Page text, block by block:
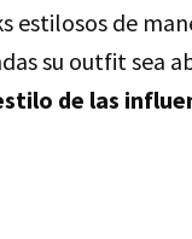
estilosos de
su outfit sea
de las